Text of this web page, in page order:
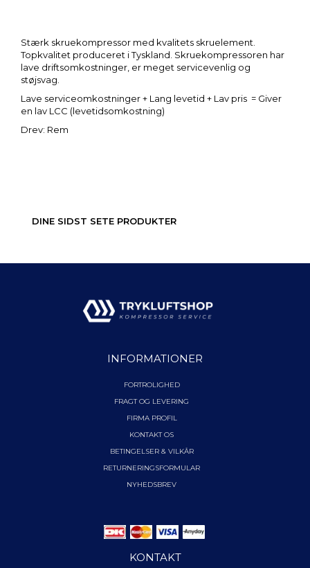
Stærk skruekompressor med kvalitets skruelement.
Topkvalitet produceret i Tyskland. Skruekompressoren har
lave driftsomkostninger, er meget servicevenlig og
støjsvag.
Lave serviceomkostninger + Lang levetid + Lav pris = Giver
en lav LCC (levetidsomkostning)
Drev: Rem
DINE SIDST SETE PRODUKTER
INFORMATIONER
FORTROLIGHED
FRAGT OG LEVERING
FIRMA PROFIL
KONTAKT OS
BETINGELSER & VILKÅR
RETURNERINGSFORMULAR
NYHEDSBREV
KONTAKT